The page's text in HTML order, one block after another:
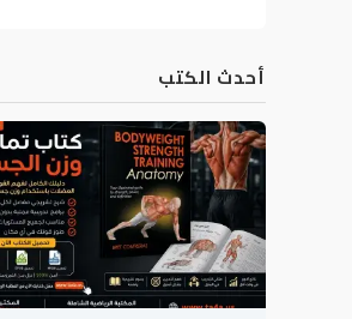
أحدث الكتب